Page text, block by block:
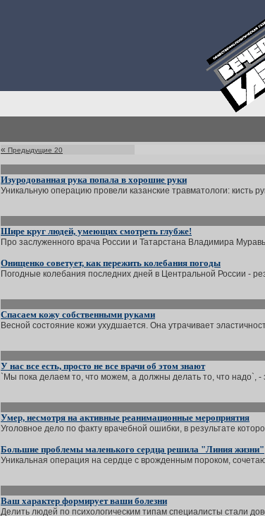
« Предыдущие 20
Изуродованная рука попала в хорошие руки
Уникальную операцию провели казанские травматологи: кисть
Шире круг людей, умеющих смотреть глубже!
Про заслуженного врача России и Татарстана Владимира
Онищенко советует, как пережить колебания погоды
Погодные колебания последних дней в Центральной России -
Спасаем кожу собственными руками
Весной состояние кожи ухудшается. Она утрачивает
У нас все есть, просто не все врачи об этом знают
`Мы пока делаем то, что можем, а должны делать то, что надо`, -
Умер, несмотря на активные реанимационные мероприятия
Уголовное дело по факту врачебной ошибки, в результате
Большие проблемы маленького сердца решила "Линия жизни"
Уникальная операция на сердце с врожденным пороком,
Ваш характер формирует ваши болезни
Делить людей по психологическим типам специалисты стали